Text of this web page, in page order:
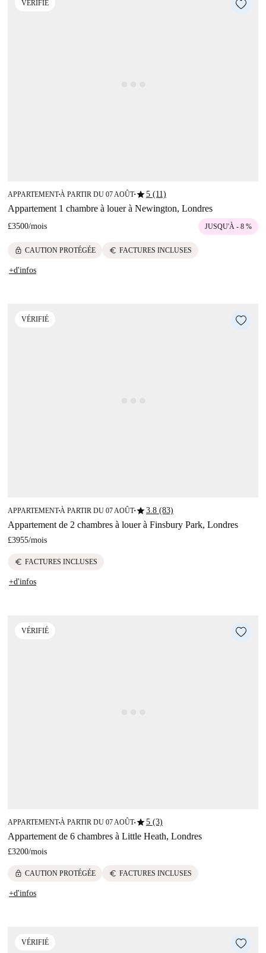
VÉRIFIÉ
APPARTEMENT■À PARTIR DU 07 AOÛT■star5 (11)
Appartement 1 chambre à louer à Newington, Londres
£3500/mois JUSQU'À - 8 %
lock CAUTION PROTÉGÉE euro FACTURES INCLUSES
+d'infos
VÉRIFIÉ
APPARTEMENT■À PARTIR DU 07 AOÛT■star3.8 (83)
Appartement de 2 chambres à louer à Finsbury Park, Londres
£3955/mois
euro FACTURES INCLUSES
+d'infos
VÉRIFIÉ
APPARTEMENT■À PARTIR DU 07 AOÛT■star5 (3)
Appartement de 6 chambres à Little Heath, Londres
£3200/mois
lock CAUTION PROTÉGÉE euro FACTURES INCLUSES
+d'infos
VÉRIFIÉ